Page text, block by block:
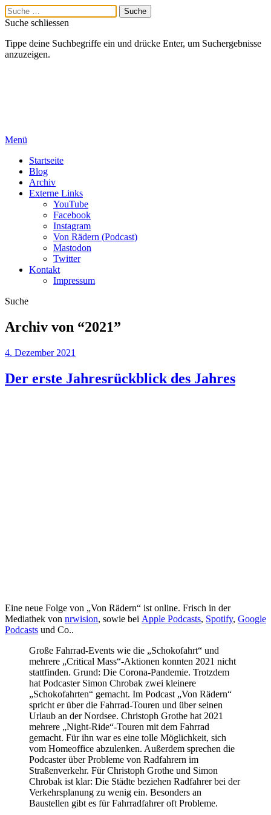
Suche schliessen
Tippe deine Suchbegriffe ein und drücke Enter, um Suchergebnisse
anzuzeigen.
Menü
Startseite
Blog
Archiv
Externe Links
YouTube
Facebook
Instagram
Von Rädern (Podcast)
Mastodon
Twitter
Kontakt
Impressum
Suche
Archiv von “2021”
4. Dezember 2021
Der erste Jahresrückblick des Jahres
Eine neue Folge von „Von Rädern“ ist online. Frisch in der
Mediathek von nrwision, sowie bei Apple Podcasts, Spotify, Google
Podcasts und Co..
Große Fahrrad-Events wie die „Schokofahrt“ und
mehrere „Critical Mass“-Aktionen konnten 2021 nicht
stattfinden. Grund: Die Corona-Pandemie. Trotzdem
hat Podcaster Simon Chrobak zwei kleinere
„Schokofahrten“ gemacht. Im Podcast „Von Rädern“
spricht er über die Fahrrad-Touren und über seinen
Urlaub an der Nordsee. Christoph Grothe hat 2021
mehrere „Night-Ride“-Touren mit dem Fahrrad
gemacht. Für ihn war es eine tolle Möglichkeit, sich
vom Homeoffice abzulenken. Außerdem sprechen die
Podcaster über Probleme von Radfahrern im
Straßenverkehr. Für Christoph Grothe und Simon
Chrobak ist klar: Die Städte beziehen Radfahrer bei der
Verkehrsplanung zu wenig ein. Besonders an
Baustellen gibt es für Fahrradfahrer oft Probleme.